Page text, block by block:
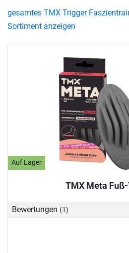
Auf Lager
TMX Meta
Bewertungen (1)
gesamtes TMX Trigger
Sortiment anzeigen